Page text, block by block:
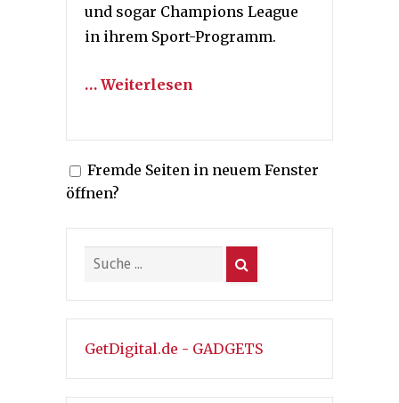
und sogar Champions League
in ihrem Sport-Programm.
… Weiterlesen
Fremde Seiten in neuem Fenster
öffnen?
GetDigital.de - GADGETS